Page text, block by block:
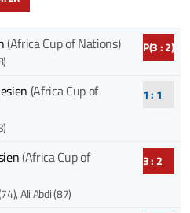
(Africa Cup of Nations) P(3 : 2)
(Africa Cup of
1 : 1
(Africa Cup of
, Ali Abdi (87)
3 : 2